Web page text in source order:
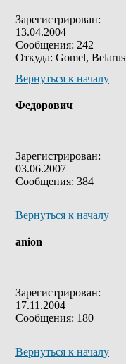
Зарегистрирован:
13.04.2004
Сообщения: 242
Откуда: Gomel, Belarus
Вернуться к началу
Федорович
Зарегистрирован:
03.06.2007
Сообщения: 384
Вернуться к началу
anion
Зарегистрирован:
17.11.2004
Сообщения: 180
Вернуться к началу